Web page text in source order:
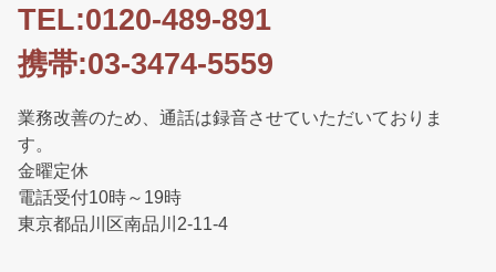
TEL:0120-489-891
携帯:03-3474-5559
業務改善のため、通話は録音させていただいておりま
す。
金曜定休
電話受付10時～19時
東京都品川区南品川2-11-4